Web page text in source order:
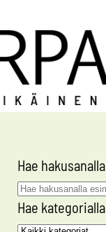
Hae hakusanalla
Hae kategorialla